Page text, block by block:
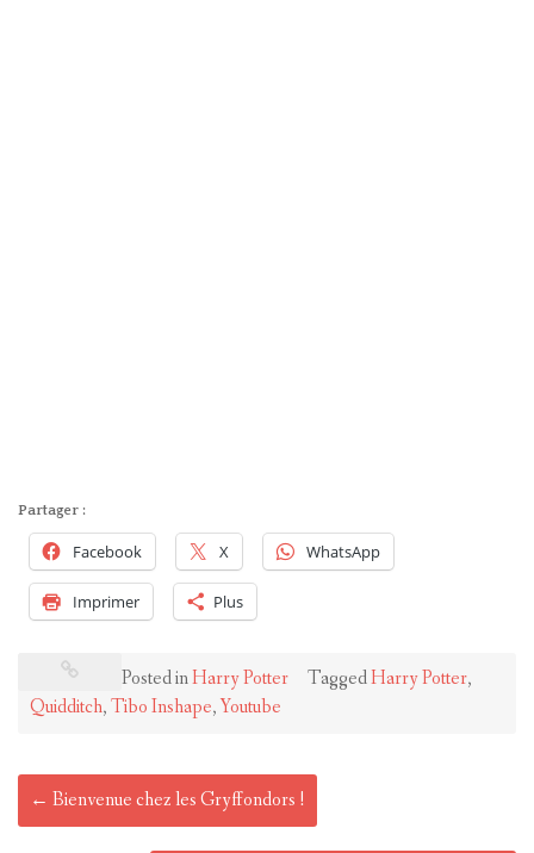
Partager :
Facebook X WhatsApp
Imprimer Plus
Posted inHarry Potter TaggedHarry Potter,
Quidditch,Tibo Inshape,Youtube
Post
navigation
← Bienvenue chez les Gryffondors !